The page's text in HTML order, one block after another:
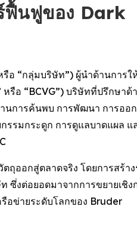
ฟื้นฟูของ Dark
รือ “กลุ่มบริษัท”) ผู้นำด้านการใ
หรือ “BCVG”) บริษัทที่ปรึกษาด้
นการค้นพบ การพัฒนา การออ
รมกระดูก การดูแลบาดแผล แ
ถุออกสู่ตลาดจริง โดยการสร้า
ซึ่งต่อยอดมาจากการขยายเชิง
อข่ายระดับโลกของ Bruder